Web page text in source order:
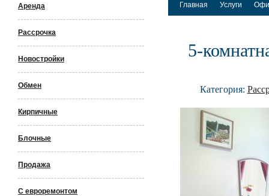
Аренда
Рассрочка
Новостройки
Обмен
Кирпичные
Блочные
Продажа
С евроремонтом
Главная Услуги
5-
Категория: